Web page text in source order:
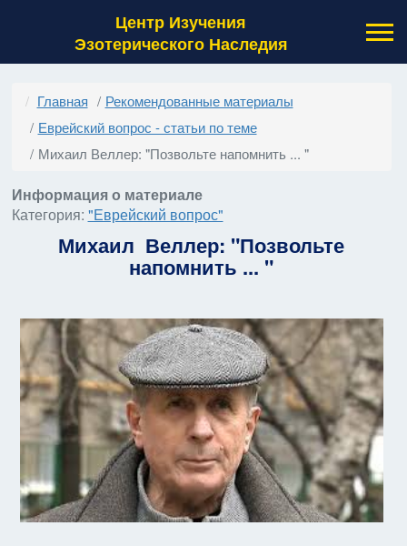
Центр Изучения
Эзотерического Наследия
Главная
Рекомендованные материалы
Еврейский вопрос - статьи по теме
Михаил Веллер: "Позвольте напомнить ... "
Информация о материале
Категория: "Еврейский вопрос"
Михаил Веллер: "Позвольте
напомнить ... "